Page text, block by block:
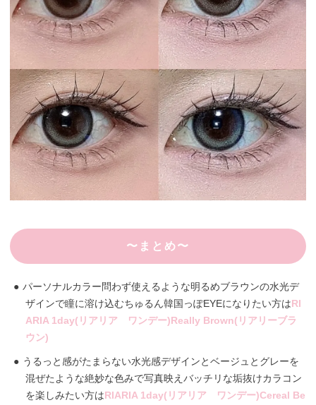
〜まとめ〜
パーソナルカラー問わず使えるような明るめブラウンの水光デ
ザインで瞳に溶け込むちゅるん韓国っぽEYEになりたい方はRI
ARIA 1day(リアリア ワンデー)Really Brown(リアリーブラ
ウン)
うるっと感がたまらない水光感デザインとベージュとグレーを
混ぜたような絶妙な色みで写真映えバッチリな垢抜けカラコン
を楽しみたい方はRIARIA 1day(リアリア ワンデー)Cereal Be